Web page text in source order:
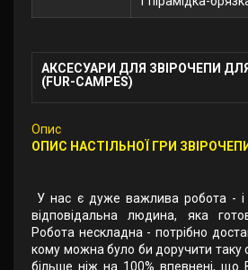
АКСЕСУАРИ ДЛЯ ЗВІРОЧЕПИ
(FUR-CAMPES)
Опис
ОПИС НАСТІЛЬНОЇ ГРИ ЗВІРОЧЕПИ
У нас є дуже важлива робота - і
відповідальна людина, яка
Робота нескладна - потрібно
кому можна було би доручити таку
більше ніж на 100% впевнені,